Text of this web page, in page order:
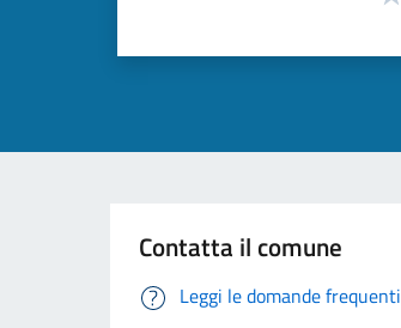
Contatta il comune
Leggi le domande frequenti